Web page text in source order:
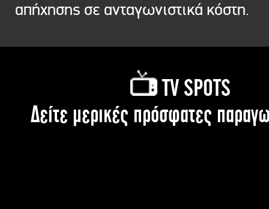
απήχησης σε ανταγωνιστικά κόστη.
TV SPOTS
Δείτε μερικές πρόσφατες